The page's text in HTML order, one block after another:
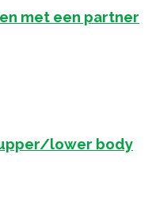
met een partner
lower body